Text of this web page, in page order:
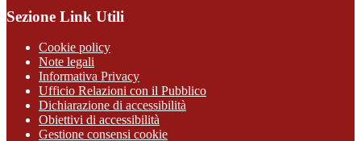
Sezione Link Utili
Cookie policy
Note legali
Informativa Privacy
Ufficio Relazioni con il Pubblico
Dichiarazione di accessibilità
Obiettivi di accessibilità
Gestione consensi cookie